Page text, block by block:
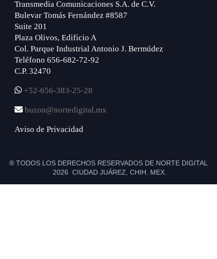
Transmedia Comunicaciones S.A. de C.V.
Bulevar Tomás Fernández #8587
Suite 201
Plaza Olivos, Edificio A
Col. Parque Industrial Antonio J. Bermúdez
Teléfono 656-682-72-92
C.P. 32470
+52-656-383-25-28
buzon@nortedigital.mx
Aviso de Privacidad
® TODOS LOS DERECHOS RESERVADOS DE NORTE DIGITAL
2026 CIUDAD JUÁREZ, CHIH. MEX.